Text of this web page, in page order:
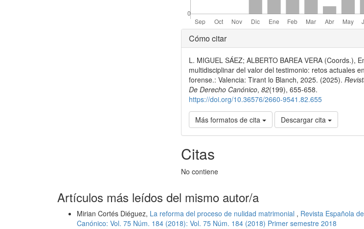
Detalles
del
artículo
Cómo citar
L. MIGUEL SÁEZ; ALBERTO BAREA VERA (Coords.),
multidisciplinar del valor del testimonio: retos actuales
forense.: Valencia: Tirant lo Blanch, 2025. (2025).
De Derecho Canónico,82(199), 655-658.
https://doi.org/10.36576/2660-9541.82.655
Más formatos de cita Descargar cita
Citas
No contiene
Artículos más leídos del mismo autor/a
Mirian Cortés Diéguez, La reforma del proceso de nulidad matrimonial , Revista Española
Canónico: Vol. 75 Núm. 184 (2018): Vol. 75 Núm. 184 (2018) Primer semestre 2018